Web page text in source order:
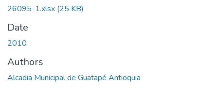
26095-1.xlsx (25 KB)
Date
2010
Authors
Alcadia Municipal de Guatapé Antioquia